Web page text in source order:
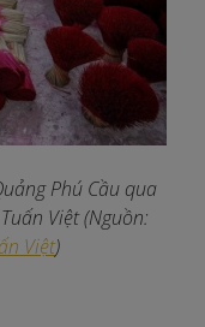
Phú Cầu qua
Việt (Nguồn:
Việt)